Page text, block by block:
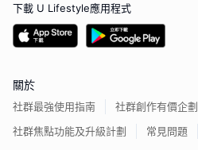
下載 U Lifestyle應用程式
關於
社群最強使用指南
社群創作有價企劃
社群焦點功能及升級計劃
常見問題